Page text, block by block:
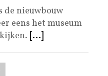
de nieuwbouw
eens het museum
[...]